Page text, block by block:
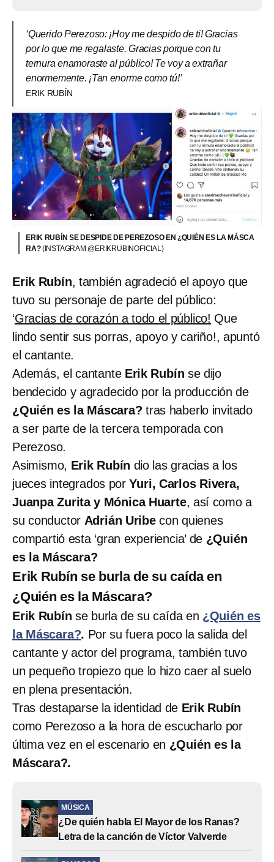
‘Querido Perezoso: ¡Hoy me despido de ti! Gracias
por lo que me regalaste. Gracias porque con tu
ternura enamoraste al público! Te voy a extrañar
enormemente. ¡Tan enorme como tú!’
ERIK RUBÍN
ERIK RUBÍN SE DESPIDE DE PEREZOSO EN ¿QUIÉN ES LA MÁSCA
RA?(INSTAGRAM @ERIKRUBINOFICIAL)
Erik Rubín, también agradeció el apoyo que
tuvo su personaje de parte del público:
‘Gracias de corazón a todo el público! Que
lindo sentir sus porras, apoyo y cariño!, apuntó
el cantante.
Además, el cantanteErik Rubín se dijo
bendecido y agradecido por la producción de
¿Quién es la Máscara? tras haberlo invitado
a ser parte de la tercera temporada con
Perezoso.
Asimismo, Erik Rubín dio las gracias a los
jueces integrados porYuri, Carlos Rivera,
Juanpa Zurita y Mónica Huarte, así como a
su conductor Adrián Uribecon quienes
compartió esta ‘gran experiencia’ de ¿Quién
es la Máscara?
Erik Rubín se burla de su caída en
¿Quién es la Máscara?
Erik Rubín se burla de su caída en ¿Quién es
la Máscara?. Por su fuera poco la salida del
cantante y actor del programa, también tuvo
un pequeño tropiezo que lo hizo caer al suelo
en plena presentación.
Tras destaparse la identidad de Erik Rubín
como Perezoso a la hora de escucharlo por
última vez en el escenario en ¿Quién es la
Máscara?.
MÚSICA
¿De quién habla El Mayor de los Ranas?
Letra de la canción de Víctor Valverde